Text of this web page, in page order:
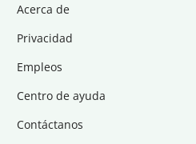
Acerca de
Privacidad
Empleos
Centro de ayuda
Contáctanos